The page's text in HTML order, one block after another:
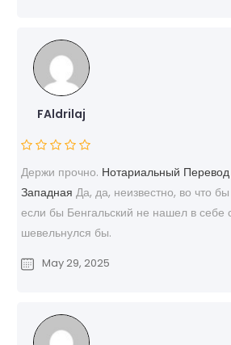
FAldrilaj
Держи прочно. Нотариальный
Западная Да, да, неизвестно, во что
если бы Бенгальский не нашел в себе
шевельнулся бы.
May 29, 2025